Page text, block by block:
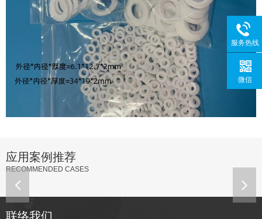
应用案例推荐
RECOMMENDED CASES
联络我们
服务热线
微信